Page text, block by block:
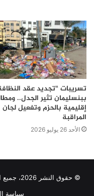
2018/03/36f36658-
fa72368f1d7e.jpeg”>
تسريبات “تجديد عقد
ببنسليمان تثير الجدل..
إقليمية بالحزم وتفعيل لجان
المراقبة
الأحد 26 يوليو 2026
© حقوق النشر 2026، جميع الحقوق محفوظة |
سياسة